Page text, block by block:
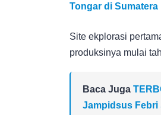
Tongar di
Site ekplorasi
produksinya mulai
Baca Juga
Jampidsus Febri